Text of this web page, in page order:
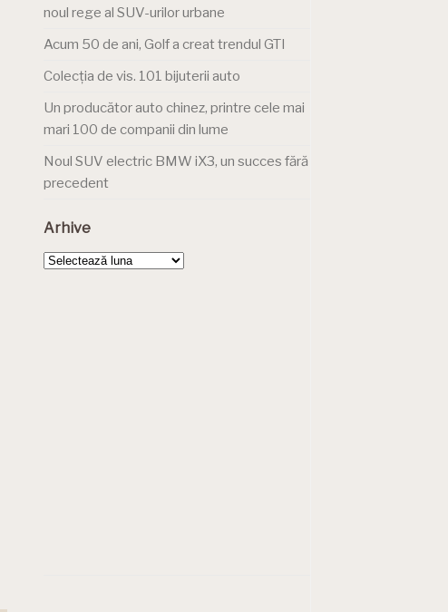
noul rege al SUV-urilor urbane
Acum 50 de ani, Golf a creat trendul GTI
Colecția de vis. 101 bijuterii auto
Un producător auto chinez, printre cele mai
mari 100 de companii din lume
Noul SUV electric BMW iX3, un succes fără
precedent
Arhive
Arhive